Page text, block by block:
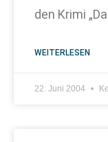
den Krimi
WEITERLESEN
22. Juni 2004